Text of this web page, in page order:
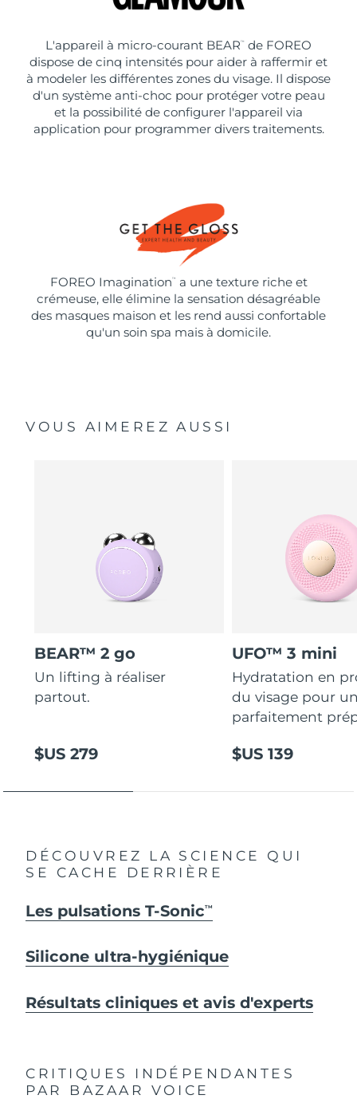
L'appareil à micro-courant BEAR ™
de FOREO
dispose de cinq intensités pour aider à raffermir et
à modeler les différentes zones du visage. Il dispose
d'un système anti-choc pour protéger votre peau
et la possibilité de configurer l'appareil via
application pour programmer divers traitements.
FOREO Imagination ™
a une texture riche et
crémeuse, elle élimine la sensation désagréable
des masques maison et les rend aussi confortable
qu'un soin spa mais à domicile.
VOUS AIMEREZ AUSSI
BEAR™ 2 go
Un lifting à réaliser
partout.
$US 279
UFO™ 3 mini
Hydratation en
du visage pour
parfaitement
$US 139
DÉCOUVREZ LA SCIENCE QUI
SE CACHE DERRIÈRE
Les pulsations T-SonicTM
Silicone ultra-hygiénique
Résultats cliniques et avis d'experts
CRITIQUES INDÉPENDANTES
PAR BAZAAR VOICE